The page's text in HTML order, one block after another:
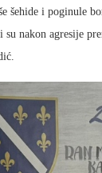
šehide i poginule
nakon agresije